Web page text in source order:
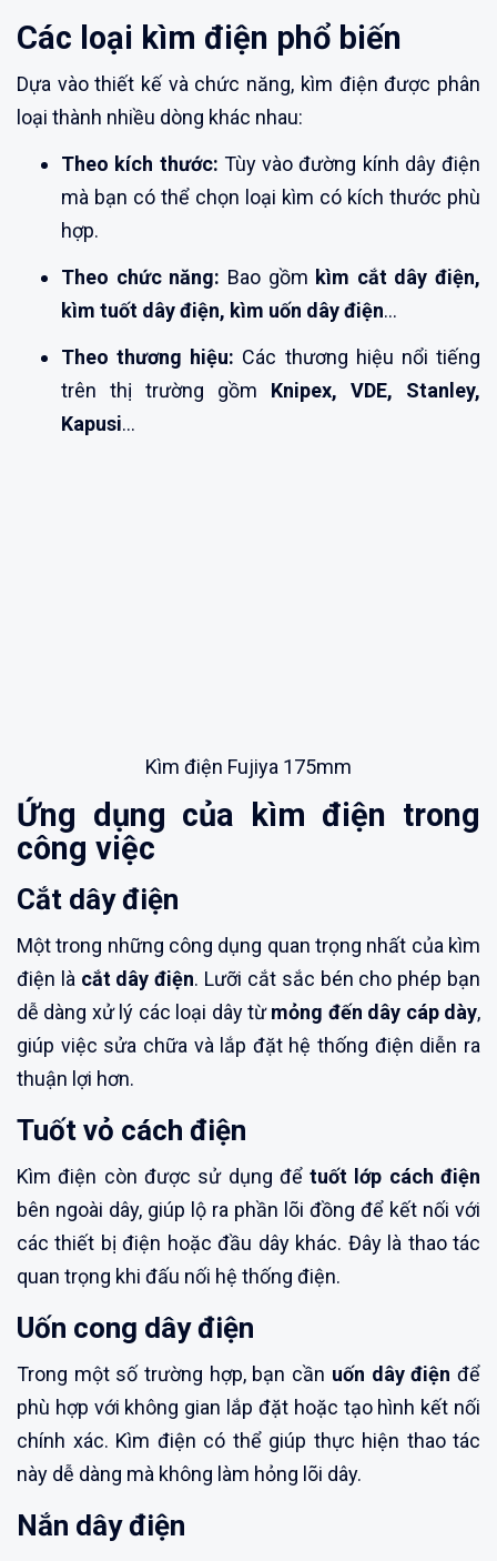
Các loại kìm điện phổ biến
Dựa vào thiết kế và chức năng, kìm điện được phân
loại thành nhiều dòng khác nhau:
Theo kích thước: Tùy vào đường kính dây điện
mà bạn có thể chọn loại kìm có kích thước phù
hợp.
Theo chức năng: Bao gồm kìm cắt dây điện,
kìm tuốt dây điện, kìm uốn dây điện…
Theo thương hiệu: Các thương hiệu nổi tiếng
trên thị trường gồm Knipex, VDE, Stanley,
Kapusi…
Kìm điện Fujiya 175mm
Ứng dụng của kìm điện trong
công việc
Cắt dây điện
Một trong những công dụng quan trọng nhất của kìm
điện là cắt dây điện. Lưỡi cắt sắc bén cho phép bạn
dễ dàng xử lý các loại dây từmỏng đến dây cáp dày,
giúp việc sửa chữa và lắp đặt hệ thống điện diễn ra
thuận lợi hơn.
Tuốt vỏ cách điện
Kìm điện còn được sử dụng đểtuốt lớp cách điện
bên ngoài dây, giúp lộ ra phần lõi đồng để kết nối với
các thiết bị điện hoặc đầu dây khác. Đây là thao tác
quan trọng khi đấu nối hệ thống điện.
Uốn cong dây điện
Trong một số trường hợp, bạn cần uốn dây điện để
phù hợp với không gian lắp đặt hoặc tạo hình kết nối
chính xác. Kìm điện có thể giúp thực hiện thao tác
này dễ dàng mà không làm hỏng lõi dây.
Nắn dây điện